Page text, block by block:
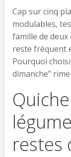
Cap sur cinq
modulables,
famille de
reste fréquent
Pourquoi
dimanche”
restes